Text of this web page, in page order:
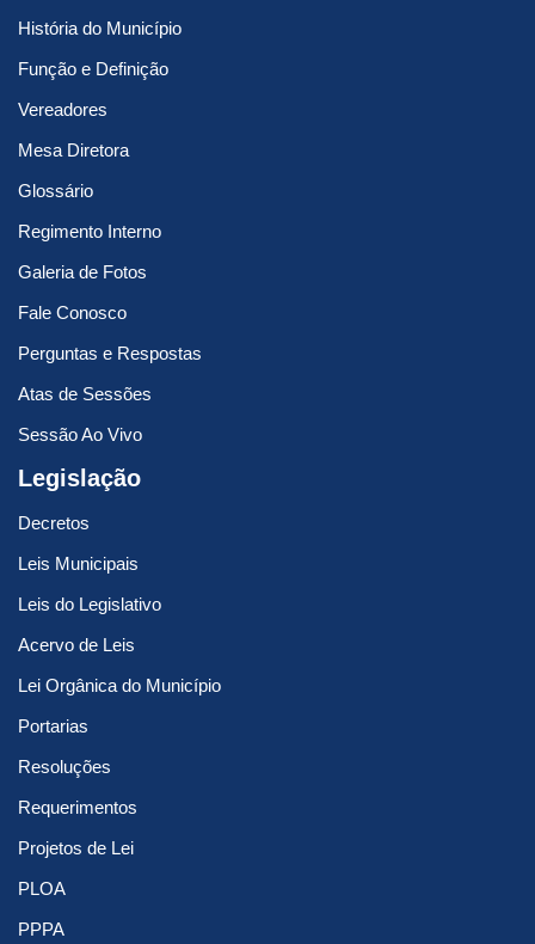
História do Município
Função e Definição
Vereadores
Mesa Diretora
Glossário
Regimento Interno
Galeria de Fotos
Fale Conosco
Perguntas e Respostas
Atas de Sessões
Sessão Ao Vivo
Legislação
Decretos
Leis Municipais
Leis do Legislativo
Acervo de Leis
Lei Orgânica do Município
Portarias
Resoluções
Requerimentos
Projetos de Lei
PLOA
PPPA